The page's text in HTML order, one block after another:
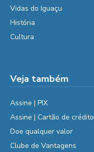
Vidas do Iguaçu
História
Cultura
Veja também
Assine | PIX
Assine | Cartão de crédito
Doe qualquer valor
Clube de Vantagens